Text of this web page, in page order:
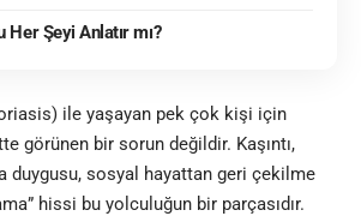
Her Şeyi Anlatır mı?
ile yaşayan pek çok kişi için
görünen bir sorun değildir. Kaşıntı,
duygusu, sosyal hayattan geri çekilme
hissi bu yolculuğun bir parçasıdır.